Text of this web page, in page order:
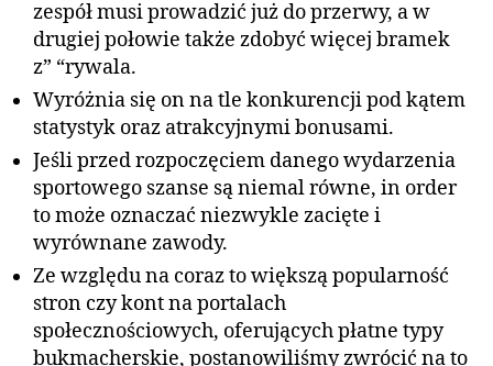
zespół musi prowadzić już do przerwy, a w
drugiej połowie także zdobyć więcej bramek
z” “rywala.
Wyróżnia się on na tle konkurencji pod kątem
statystyk oraz atrakcyjnymi bonusami.
Jeśli przed rozpoczęciem danego wydarzenia
sportowego szanse są niemal równe, in order
to może oznaczać niezwykle zacięte i
wyrównane zawody.
Ze względu na coraz to większą popularność
stron czy kont na portalach
społecznościowych, oferujących płatne typy
bukmacherskie, postanowiliśmy zwrócić na to